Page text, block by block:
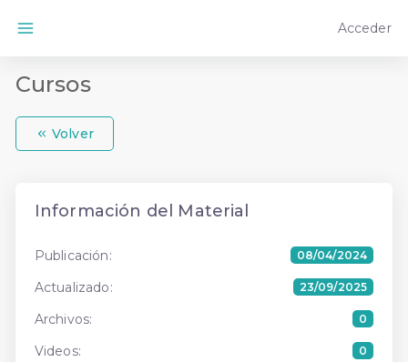
Acceder
Cursos
Volver
Información del Material
Publicación: 08/04/2024
Actualizado: 23/09/2025
Archivos: 0
Videos: 0